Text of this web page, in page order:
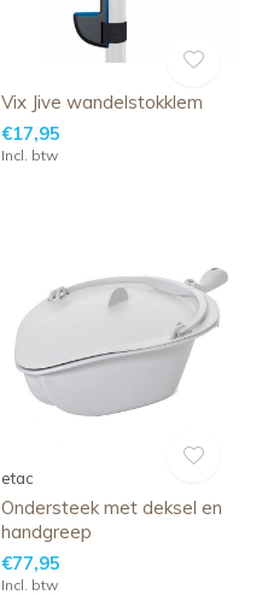
Vix Jive wandelstokklem
€17,95
Incl. btw
etac
Ondersteek met deksel en
handgreep
€77,95
Incl. btw